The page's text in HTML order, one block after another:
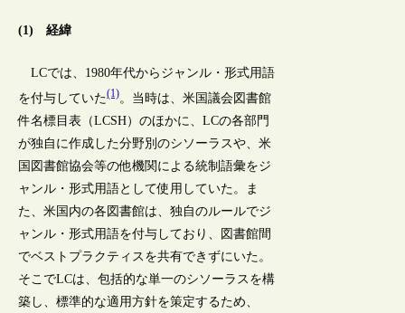
(1) 経緯
LCでは、1980年代からジャンル・形式用語
を付与していた(1)。当時は、米国議会図書館
件名標目表（LCSH）のほかに、LCの各部門
が独自に作成した分野別のシソーラスや、米
国図書館協会等の他機関による統制語彙をジ
ャンル・形式用語として使用していた。ま
た、米国内の各図書館は、独自のルールでジ
ャンル・形式用語を付与しており、図書館間
でベストプラクティスを共有できずにいた。
そこでLCは、包括的な単一のシソーラスを構
築し、標準的な適用方針を策定するため、